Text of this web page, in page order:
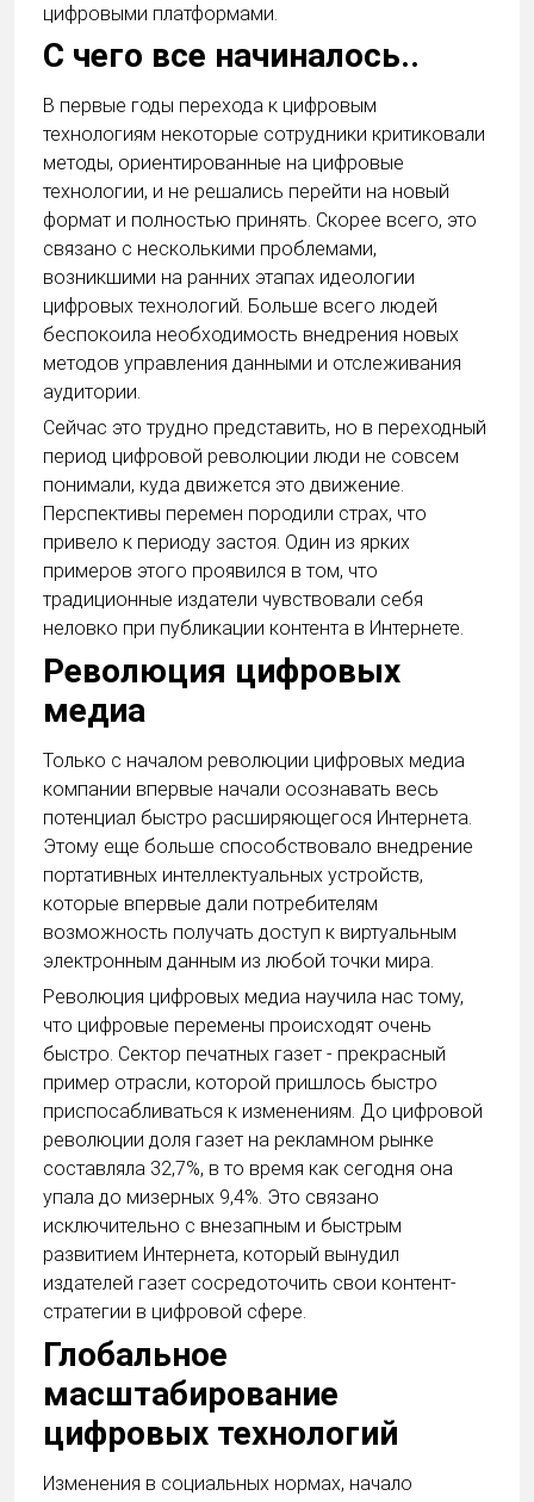
цифровыми платформами.
С чего все начиналось..
В первые годы перехода к цифровым
технологиям некоторые сотрудники критиковали
методы, ориентированные на цифровые
технологии, и не решались перейти на новый
формат и полностью принять. Скорее всего, это
связано с несколькими проблемами,
возникшими на ранних этапах идеологии
цифровых технологий. Больше всего людей
беспокоила необходимость внедрения новых
методов управления данными и отслеживания
аудитории.
Сейчас это трудно представить, но в переходный
период цифровой революции люди не совсем
понимали, куда движется это движение.
Перспективы перемен породили страх, что
привело к периоду застоя. Один из ярких
примеров этого проявился в том, что
традиционные издатели чувствовали себя
неловко при публикации контента в Интернете.
Революция цифровых
медиа
Только с началом революции цифровых медиа
компании впервые начали осознавать весь
потенциал быстро расширяющегося Интернета.
Этому еще больше способствовало внедрение
портативных интеллектуальных устройств,
которые впервые дали потребителям
возможность получать доступ к виртуальным
электронным данным из любой точки мира.
Революция цифровых медиа научила нас тому,
что цифровые перемены происходят очень
быстро. Сектор печатных газет - прекрасный
пример отрасли, которой пришлось быстро
приспосабливаться к изменениям. До цифровой
революции доля газет на рекламном рынке
составляла 32,7%, в то время как сегодня она
упала до мизерных 9,4%. Это связано
исключительно с внезапным и быстрым
развитием Интернета, который вынудил
издателей газет сосредоточить свои контент-
стратегии в цифровой сфере.
Глобальное
масштабирование
цифровых технологий
Изменения в социальных нормах, начало